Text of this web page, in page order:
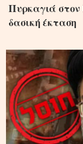
Πυρκαγιά
δασική έκταση